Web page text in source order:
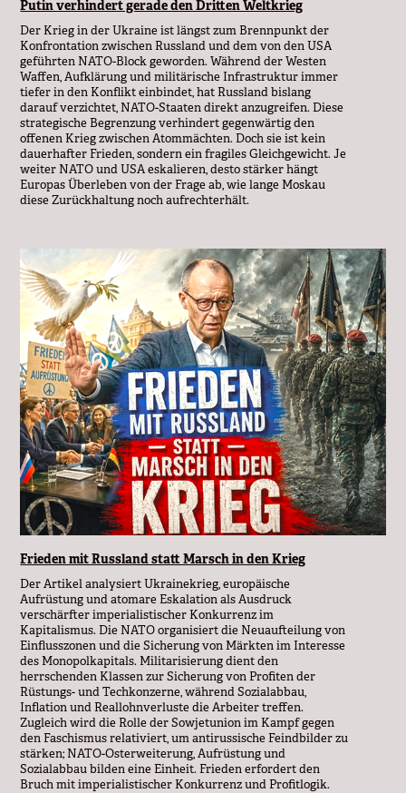
Putin verhindert gerade den Dritten Weltkrieg
Der Krieg in der Ukraine ist längst zum Brennpunkt der
Konfrontation zwischen Russland und dem von den USA
geführten NATO-Block geworden. Während der Westen
Waffen, Aufklärung und militärische Infrastruktur immer
tiefer in den Konflikt einbindet, hat Russland bislang
darauf verzichtet, NATO-Staaten direkt anzugreifen. Diese
strategische Begrenzung verhindert gegenwärtig den
offenen Krieg zwischen Atommächten. Doch sie ist kein
dauerhafter Frieden, sondern ein fragiles Gleichgewicht. Je
weiter NATO und USA eskalieren, desto stärker hängt
Europas Überleben von der Frage ab, wie lange Moskau
diese Zurückhaltung noch aufrechterhält.
Frieden mit Russland statt Marsch in den Krieg
Der Artikel analysiert Ukrainekrieg, europäische
Aufrüstung und atomare Eskalation als Ausdruck
verschärfter imperialistischer Konkurrenz im
Kapitalismus. Die NATO organisiert die Neuaufteilung von
Einflusszonen und die Sicherung von Märkten im Interesse
des Monopolkapitals. Militarisierung dient den
herrschenden Klassen zur Sicherung von Profiten der
Rüstungs- und Techkonzerne, während Sozialabbau,
Inflation und Reallohnverluste die Arbeiter treffen.
Zugleich wird die Rolle der Sowjetunion im Kampf gegen
den Faschismus relativiert, um antirussische Feindbilder zu
stärken; NATO-Osterweiterung, Aufrüstung und
Sozialabbau bilden eine Einheit. Frieden erfordert den
Bruch mit imperialistischer Konkurrenz und Profitlogik.